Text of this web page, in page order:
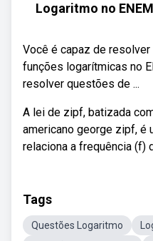
Logaritmo no
Você é capaz de
funções logarítmicas no
resolver questões de ...
A lei de zipf, batizada
americano george zipf, é
relaciona a frequência (f)
Tags
Questões Logaritmo